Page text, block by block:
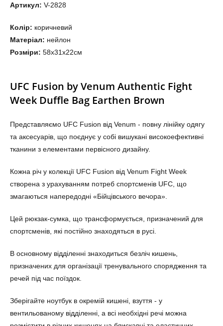
Артикул: V-2828
Колір: коричневий
Матеріал: нейлон
Розміри: 58х31х22см
UFC Fusion by Venum Authentic Fight
Week Duffle Bag Earthen Brown
Представляємо UFC Fusion від Venum - повну лінійку одягу
та аксесуарів, що поєднує у собі вишукані високоефективні
тканини з елементами первісного дизайну.
Кожна річ у колекції UFC Fusion від Venum Fight Week
створена з урахуванням потреб спортсменів UFC, що
змагаються напередодні «Бійцівського вечора».
Цей рюкзак-сумка, що трансформується, призначений для
спортсменів, які постійно знаходяться в русі.
В основному відділенні знаходиться безліч кишень,
призначених для організації тренувального спорядження та
речей під час поїздок.
Зберігайте ноутбук в окремій кишені, взуття - у
вентильованому відділенні, а всі необхідні речі можна